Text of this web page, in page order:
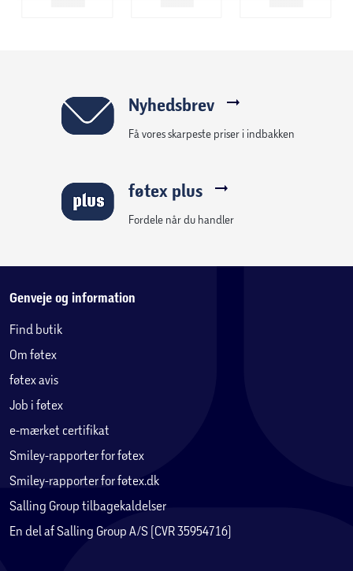
Nyhedsbrev
Få vores skarpeste priser i indbakken
føtex plus
Fordele når du handler
Genveje og information
Find butik
Om føtex
føtex avis
Job i føtex
e-mærket certifikat
Smiley-rapporter for føtex
Smiley-rapporter for føtex.dk
Salling Group tilbagekaldelser
En del af Salling Group A/S (CVR 35954716)